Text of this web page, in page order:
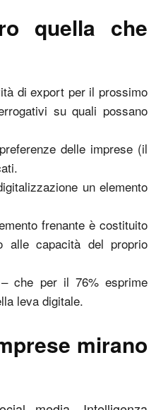
quella che
di export per il prossimo
su quali possano
delle imprese (il
un elemento
frenante è costituito
alle capacità del proprio
che per il 76% esprime
leva digitale.
mirano